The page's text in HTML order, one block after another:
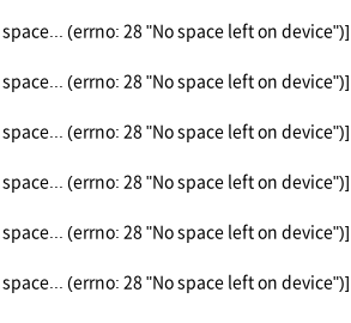
(errno: 28 "No space left on device")]
(errno: 28 "No space left on device")]
(errno: 28 "No space left on device")]
(errno: 28 "No space left on device")]
(errno: 28 "No space left on device")]
(errno: 28 "No space left on device")]